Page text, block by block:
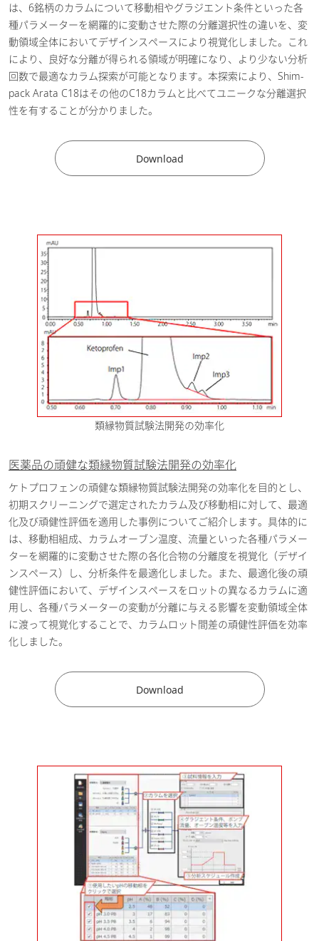
AIアルゴリズムによるカラムスク
リーニング及びグラジエント条件
の自動最適化[ PDF / 673.88KB ]
食品・飲料
化学
2024-08-06
分析分取LC-MSシステムを用いた
合成ペプチド分取精製ワークフロ
感染症研究 （ワクチン・治療
薬）
Labsolutions MDを用いたキラル
分離条件探索の効率化
602.12KB ]
医薬・バイオ医薬品
2024-02-27
MSピークトラッキングを用いた
分析法開発の効率化 ー共溶出ピ
ークの自動判定ー[ PDF /
2024-01-16
AIアルゴリズムによるグラジエン
ト条件の自動最適化 ～機能性成
分一斉分析のLCメソッド開発へ
の適用～[ PDF / 1018.98KB ]
食品・飲料
化学
電気・電子
2023-11-21
分析分取LC-MSシステムの
UV/MSトリガーを活用した高純
医薬・バイオ医薬品
化学
2023-10-30
よる モノクローナル抗体サイズ
バリアント 最適分離条件探索の
[ PDF / 557.2KB ]
医薬・バイオ医薬品
2023-08-03
LabSolutions MDを用いた医薬品
中のイオン分析条件の最適化
PDF / 356.89KB ]
医薬・バイオ医薬品
2022-03-15
は、6銘柄のカラムについて移動相やグラジエント条件といった各
種パラメーターを網羅的に変動させた際の分離選択性の違いを、変
動領域全体においてデザインスペースにより視覚化しました。これ
により、良好な分離が得られる領域が明確になり、より少ない分析
回数で最適なカラム探索が可能となります。本探索により、Shim-
pack Arata C18はその他のC18カラムと比べてユニークな分離選択
性を有することが分かりました。
Download
類縁物質試験法開発の効率化
医薬品の頑健な類縁物質試験法開発の効率化
ケトプロフェンの頑健な類縁物質試験法開発の効率化を目的とし、
初期スクリーニングで選定されたカラム及び移動相に対して、最適
化及び頑健性評価を適用した事例についてご紹介します。具体的に
は、移動相組成、カラムオーブン温度、流量といった各種パラメー
ターを網羅的に変動させた際の各化合物の分離度を視覚化（デザイ
ンスペース）し、分析条件を最適化しました。また、最適化後の頑
健性評価において、デザインスペースをロットの異なるカラムに適
用し、各種パラメーターの変動が分離に与える影響を変動領域全体
に渡って視覚化することで、カラムロット間差の頑健性評価を効率
化しました。
Download